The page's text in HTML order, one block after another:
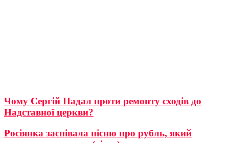
Чому Сергій Надал проти ремонту сходів до
Надставної церкви?
Росіянка заспівала пісню про рубль, який